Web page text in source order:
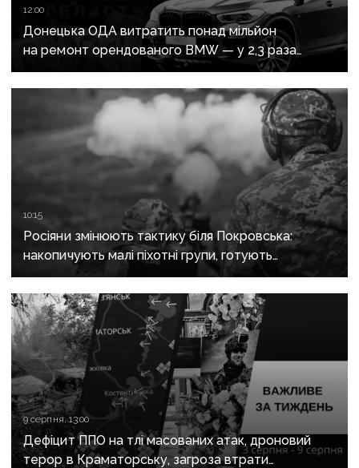
12:00
Донецька ОДА витратить понад мільйон
на ремонт орендованого BMW — у 2,3 раза
дорожче за його залишкову вартість
10:15
Росіяни змінюють тактику біля Покровська:
накопичують малі піхотні групи, готують
бронештурми та намагаються перерізати
логістику
9 серпня, 13:00
Дефіцит ППО на тлі масованих атак, дроновий
терор в Краматорську, загроза втрати